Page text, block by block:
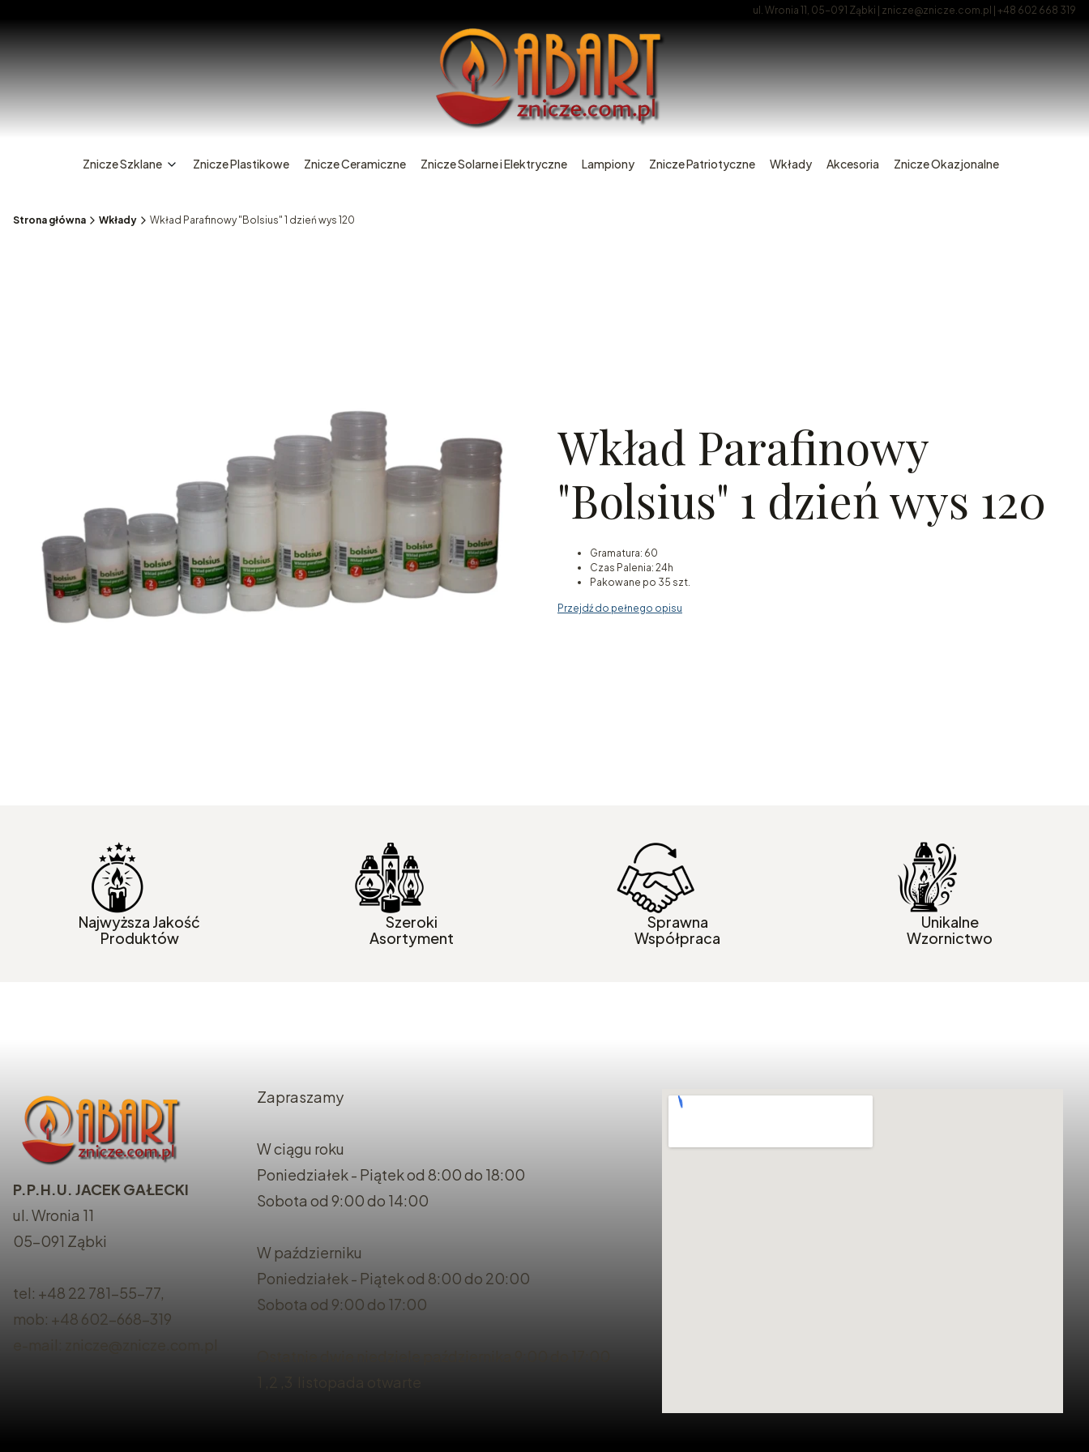
ul. Wronia 11, 05-091 Ząbki | znicze@znicze.com.pl | +48 602 668 319
Znicze Szklane Znicze Plastikowe Znicze Ceramiczne Znicze Solarne i Elektryczne Lampiony Znicze Patriotyczne Wkłady Akcesoria Znicze Okazjonalne
Strona główna Wkłady Wkład Parafinowy "Bolsius" 1 dzień wys 120
Wkład Parafinowy
"Bolsius" 1 dzień wys 120
Gramatura: 60
Czas Palenia: 24h
Pakowane po 35 szt.
Przejdź do pełnego opisu
Najwyższa Jakość
Produktów
Szeroki
Asortyment
Sprawna
Współpraca
Unikalne
Wzornictwo
P.P.H.U. JACEK GAŁECKI
ul. Wronia 11
05-091 Ząbki
tel: +48 22 781-55-77,
mob: +48 602-668-319
e-mail: znicze@znicze.com.pl
Zapraszamy
W ciągu roku
Poniedziałek - Piątek od 8:00 do 18:00
Sobota od 9:00 do 14:00
W październiku
Poniedziałek - Piątek od 8:00 do 20:00
Sobota od 9:00 do 17:00